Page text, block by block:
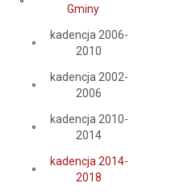
Gminy
kadencja 2006-
2010
kadencja 2002-
2006
kadencja 2010-
2014
kadencja 2014-
2018